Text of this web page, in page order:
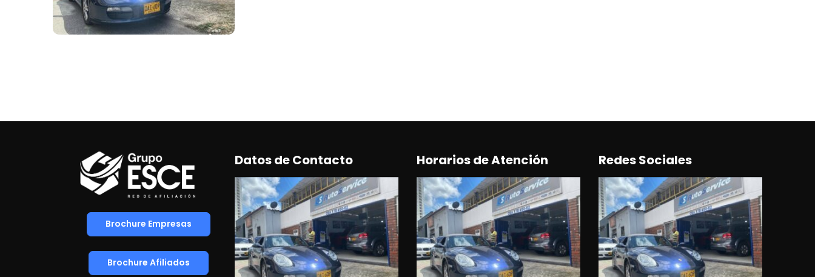
Brochure Empresas
Brochure Afiliados
Datos de Contacto Horarios de Atención Redes Sociales